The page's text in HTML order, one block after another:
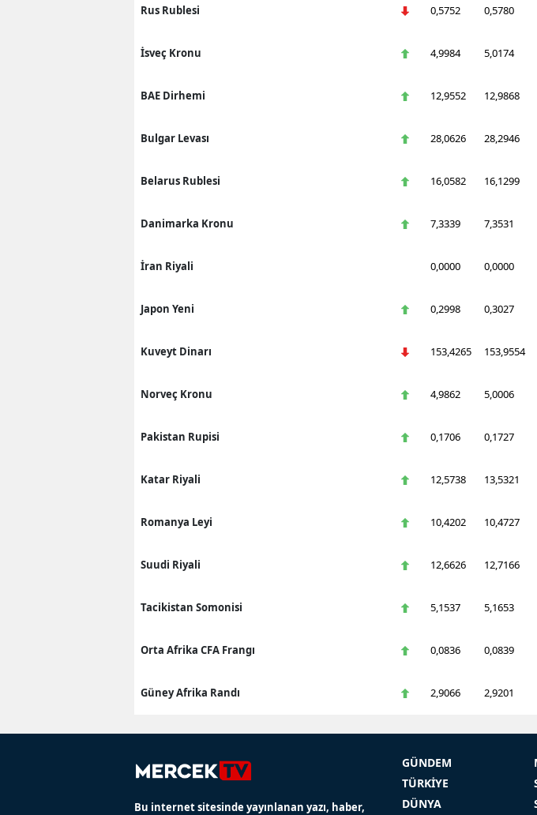
Rus Rublesi 0,5752 0,5780
İsveç Kronu 4,9984 5,0174
BAE Dirhemi 12,9552 12,9868
Bulgar Levası 28,0626 28,2946
Belarus Rublesi 16,0582 16,1299
Danimarka Kronu 7,3339 7,3531
İran Riyali 0,0000 0,0000
Japon Yeni 0,2998 0,3027
Kuveyt Dinarı 153,4265 153,9554
Norveç Kronu 4,9862 5,0006
Pakistan Rupisi 0,1706 0,1727
Katar Riyali 12,5738 13,5321
Romanya Leyi 10,4202 10,4727
Suudi Riyali 12,6626 12,7166
Tacikistan Somonisi 5,1537 5,1653
Orta Afrika CFA Frangı 0,0836 0,0839
Güney Afrika Randı 2,9066 2,9201
Bu internet sitesinde yayınlanan yazı, haber,
GÜNDEM
TÜRKİYE
DÜNYA